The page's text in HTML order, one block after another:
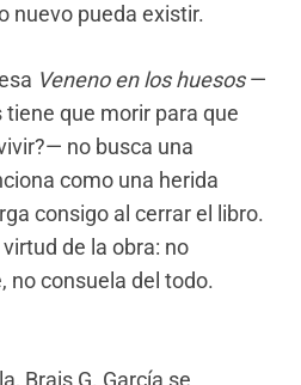
nuevo pueda existir.
Veneno en los huesos—
que morir para que
no busca una
como una herida
consigo al cerrar el libro.
de la obra: no
no consuela del todo.